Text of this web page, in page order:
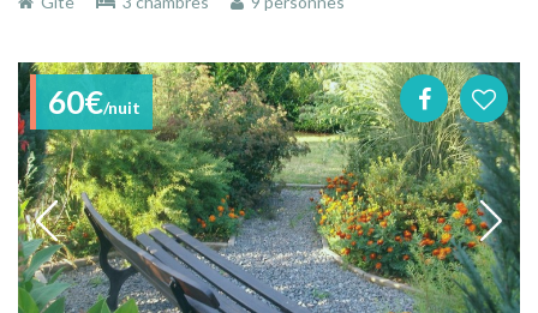
60€/nuit